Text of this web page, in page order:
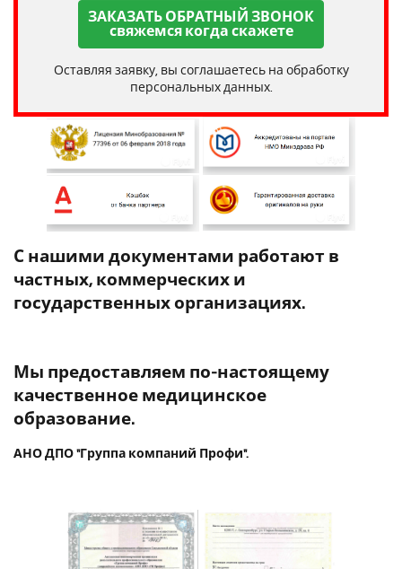
ЗАКАЗАТЬ ОБРАТНЫЙ ЗВОНОК
свяжемся когда скажете
Оставляя заявку, вы соглашаетесь на обработку
персональных данных.
С нашими документами работают в
частных, коммерческих и
государственных организациях.
Мы предоставляем по-настоящему
качественное медицинское
образование.
АНО ДПО "Группа компаний Профи".